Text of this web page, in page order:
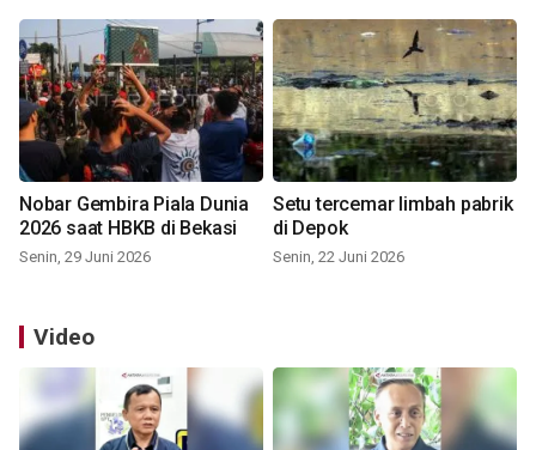
Nobar Gembira Piala Dunia
2026 saat HBKB di Bekasi
Senin, 29 Juni 2026
Setu tercemar limbah pabrik
di Depok
Senin, 22 Juni 2026
Video